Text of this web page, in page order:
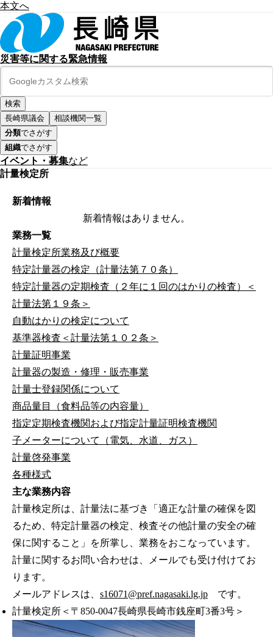
本文へ
災害等に関する緊急情報
長崎県議会
相談機関一覧
分類でさがす
組織でさがす
イベント・募集など
計量検定所
新着情報
新着情報はありません。
業務一覧
計量検定所業務及び概要
特定計量器の検定（計量法第７０条）
特定計量器の定期検査（２年に１回のはかりの検査）＜
計量法第１９条＞
自動はかりの検定について
基準器検査＜計量法第１０２条＞
計量証明事業
計量器の製造・修理・販売事業
計量士登録関係について
商品量目（食料品等の内容量）
指定定期検査機関および指定計量証明検査機関
子メーターについて（電気、水道、ガス）
計量啓発事業
各種様式
主な業務内容
計量検定所は、計量法に基づき「適正な計量の確保を図
るため、特定計量器の検定、検査その他計量の安全の確
保に関すること」を所掌し、業務をおこなっています。
計量に関するお問い合わせは、メールでも受け付けてお
ります。
メールアドレスは、 s16071@pref.nagasaki.lg.jp です。
計量検定所＜〒850-0047長崎県長崎市銭座町3番3号＞